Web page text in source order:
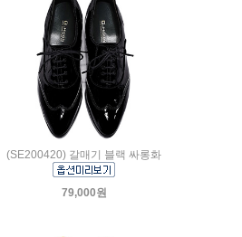
(SE200420) 갈매기 블랙 싸롱화
79,000원